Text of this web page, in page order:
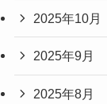
2025年10月
2025年9月
2025年8月